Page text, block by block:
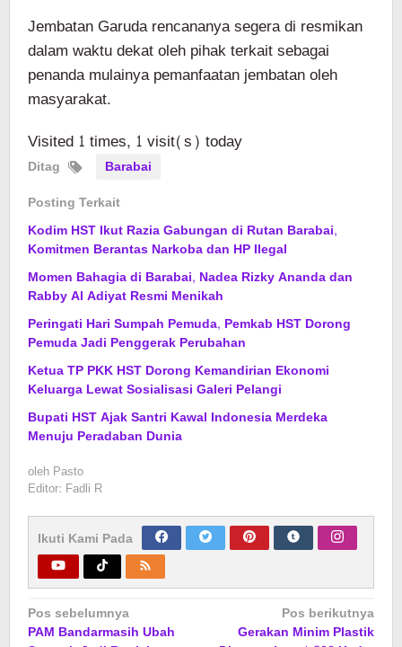
Jembatan Garuda rencananya segera di resmikan
dalam waktu dekat oleh pihak terkait sebagai
penanda mulainya pemanfaatan jembatan oleh
masyarakat.
Visited 1 times, 1 visit(s) today
Ditag
Barabai
Posting Terkait
Kodim HST Ikut Razia Gabungan di Rutan Barabai,
Komitmen Berantas Narkoba dan HP Ilegal
Momen Bahagia di Barabai, Nadea Rizky Ananda dan
Rabby Al Adiyat Resmi Menikah
Peringati Hari Sumpah Pemuda, Pemkab HST Dorong
Pemuda Jadi Penggerak Perubahan
Ketua TP PKK HST Dorong Kemandirian Ekonomi
Keluarga Lewat Sosialisasi Galeri Pelangi
Bupati HST Ajak Santri Kawal Indonesia Merdeka
Menuju Peradaban Dunia
oleh Pasto
Editor: Fadli R
Ikuti Kami Pada
Navigasi
pos
Pos sebelumnya
PAM Bandarmasih Ubah
Pos berikutnya
Gerakan Minim Plastik